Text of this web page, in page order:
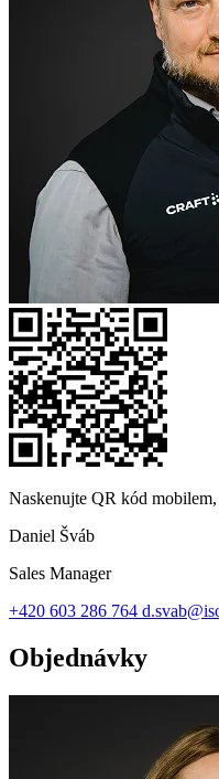
Naskenujte QR kód
Daniel Šváb
Sales Manager
+420 603 286 764
Objednávky